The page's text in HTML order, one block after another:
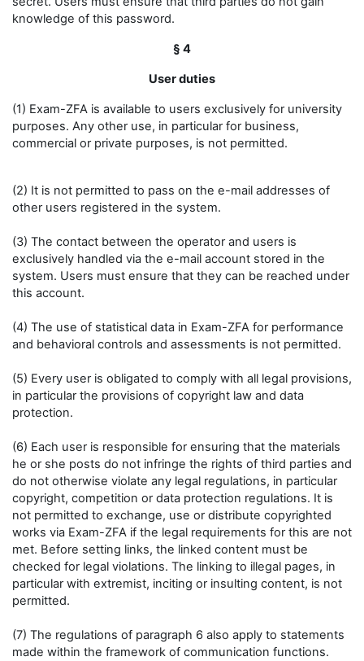
knowledge of this password.
§ 4
User duties
(1) Exam-ZFA is available to users exclusively for university
purposes. Any other use, in particular for business,
commercial or private purposes, is not permitted.
(2) It is not permitted to pass on the e-mail addresses of
other users registered in the system.
(3) The contact between the operator and users is
exclusively handled via the e-mail account stored in the
system. Users must ensure that they can be reached under
this account.
(4) The use of statistical data in Exam-ZFA for performance
and behavioral controls and assessments is not permitted.
(5) Every user is obligated to comply with all legal provisions,
in particular the provisions of copyright law and data
protection.
(6) Each user is responsible for ensuring that the materials
he or she posts do not infringe the rights of third parties and
do not otherwise violate any legal regulations, in particular
copyright, competition or data protection regulations. It is
not permitted to exchange, use or distribute copyrighted
works via Exam-ZFA if the legal requirements for this are not
met. Before setting links, the linked content must be
checked for legal violations. The linking to illegal pages, in
particular with extremist, inciting or insulting content, is not
permitted.
(7) The regulations of paragraph 6 also apply to statements
made within the framework of communication functions.